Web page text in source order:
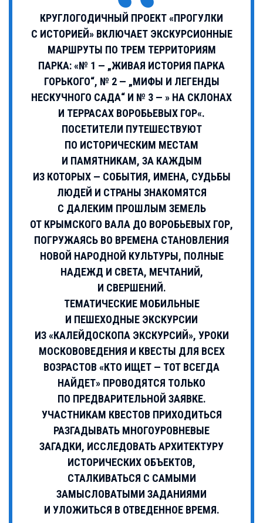
КРУГЛОГОДИЧНЫЙ ПРОЕКТ «ПРОГУЛКИ
С ИСТОРИЕЙ» ВКЛЮЧАЕТ ЭКСКУРСИОННЫЕ
МАРШРУТЫ ПО ТРЕМ ТЕРРИТОРИЯМ
ПАРКА: «№ 1 — „ЖИВАЯ ИСТОРИЯ ПАРКА
ГОРЬКОГО“, № 2 — „МИФЫ И ЛЕГЕНДЫ
НЕСКУЧНОГО САДА“ И № 3 — » НА СКЛОНАХ
И ТЕРРАСАХ ВОРОБЬЕВЫХ ГОР«.
ПОСЕТИТЕЛИ ПУТЕШЕСТВУЮТ
ПО ИСТОРИЧЕСКИМ МЕСТАМ
И ПАМЯТНИКАМ, ЗА КАЖДЫМ
ИЗ КОТОРЫХ — СОБЫТИЯ, ИМЕНА, СУДЬБЫ
ЛЮДЕЙ И СТРАНЫ ЗНАКОМЯТСЯ
С ДАЛЕКИМ ПРОШЛЫМ ЗЕМЕЛЬ
ОТ КРЫМСКОГО ВАЛА ДО ВОРОБЬЕВЫХ ГОР,
ПОГРУЖАЯСЬ ВО ВРЕМЕНА СТАНОВЛЕНИЯ
НОВОЙ НАРОДНОЙ КУЛЬТУРЫ, ПОЛНЫЕ
НАДЕЖД И СВЕТА, МЕЧТАНИЙ,
И СВЕРШЕНИЙ.
ТЕМАТИЧЕСКИЕ МОБИЛЬНЫЕ
И ПЕШЕХОДНЫЕ ЭКСКУРСИИ
ИЗ «КАЛЕЙДОСКОПА ЭКСКУРСИЙ», УРОКИ
МОСКОВОВЕДЕНИЯ И КВЕСТЫ ДЛЯ ВСЕХ
ВОЗРАСТОВ «КТО ИЩЕТ — ТОТ ВСЕГДА
НАЙДЕТ» ПРОВОДЯТСЯ ТОЛЬКО
ПО ПРЕДВАРИТЕЛЬНОЙ ЗАЯВКЕ.
УЧАСТНИКАМ КВЕСТОВ ПРИХОДИТЬСЯ
РАЗГАДЫВАТЬ МНОГОУРОВНЕВЫЕ
ЗАГАДКИ, ИССЛЕДОВАТЬ АРХИТЕКТУРУ
ИСТОРИЧЕСКИХ ОБЪЕКТОВ,
СТАЛКИВАТЬСЯ С САМЫМИ
ЗАМЫСЛОВАТЫМИ ЗАДАНИЯМИ
И УЛОЖИТЬСЯ В ОТВЕДЕННОЕ ВРЕМЯ.